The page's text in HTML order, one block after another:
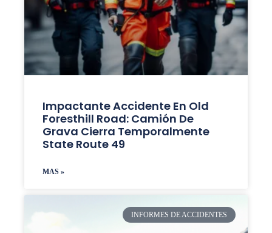
Impactante Accidente En Old
Foresthill Road: Camión De
Grava Cierra Temporalmente
State Route 49
MAS »
INFORMES DE ACCIDENTES